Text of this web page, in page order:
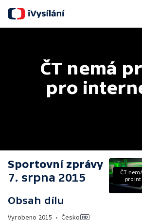
ČT nemá
pro
Sportovní zprávy
7. srpna 2015
Obsah dílu
Vyrobeno 2015 • Česko
ČT
pro